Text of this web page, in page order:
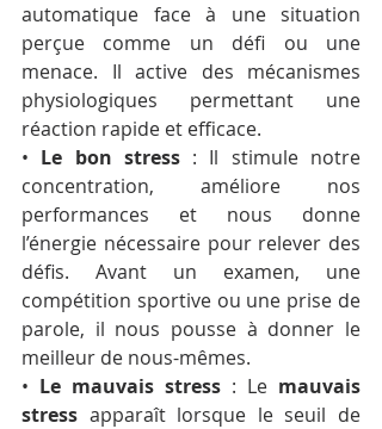
automatique face à une situation
perçue comme un défi ou une
menace. Il active des mécanismes
physiologiques permettant une
réaction rapide et efficace.
• Le bon stress : Il stimule notre
concentration, améliore nos
performances et nous donne
l’énergie nécessaire pour relever des
défis. Avant un examen, une
compétition sportive ou une prise de
parole, il nous pousse à donner le
meilleur de nous-mêmes.
• Le mauvais stress : Le mauvais
stress apparaît lorsque le seuil de